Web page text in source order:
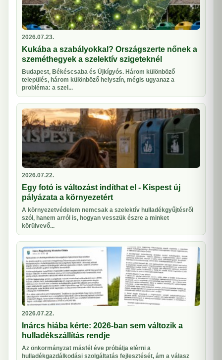
2026.07.23.
Kukába a szabályokkal? Országszerte nőnek a
szeméthegyek a szelektív szigeteknél
Budapest, Békéscsaba és Újkígyós. Három különböző
település, három különböző helyszín, mégis ugyanaz a
probléma: a szel...
2026.07.22.
Egy fotó is változást indíthat el - Kispest új
pályázata a környezetért
A környezetvédelem nemcsak a szelektív hulladékgyűjtésről
szól, hanem arról is, hogyan vesszük észre a minket
körülvevő...
2026.07.22.
Inárcs hiába kérte: 2026-ban sem változik a
hulladékszállítás rendje
Az önkormányzat másfél éve próbálja elérni a
hulladékgazdálkodási szolgáltatás fejlesztését, ám a válasz